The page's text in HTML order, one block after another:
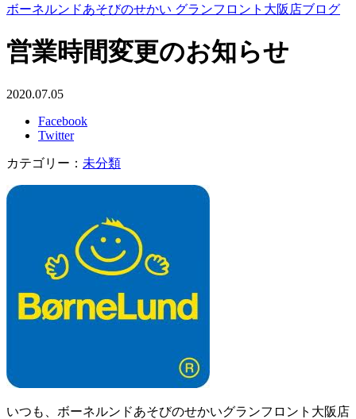
ボーネルンドあそびのせかい グランフロント大阪店ブログ
営業時間変更のお知らせ
2020.07.05
Facebook
Twitter
カテゴリー： 未分類
いつも、ボーネルンドあそびのせかいグランフロント大阪店